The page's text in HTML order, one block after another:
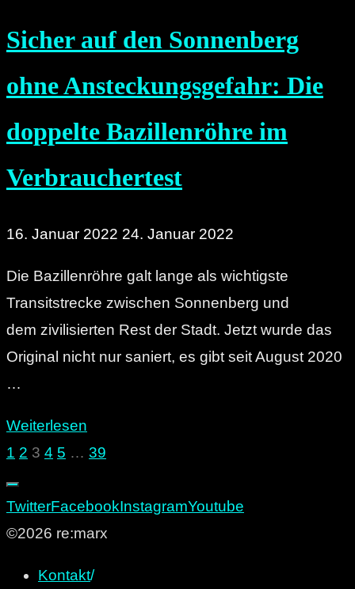
Zeiten"
Sicher auf den Sonnenberg
ohne Ansteckungsgefahr: Die
doppelte Bazillenröhre im
Verbrauchertest
16. Januar 2022 24. Januar 2022
Die Bazillenröhre galt lange als wichtigste
Transitstrecke zwischen Sonnenberg und
dem zivilisierten Rest der Stadt. Jetzt wurde das
Original nicht nur saniert, es gibt seit August 2020
…
Weiterlesen
auf
Sonnenberg
ohne
Seitennummerierung
der
Beiträge
1 2 3 4 5 … 39
TwitterFacebookInstagramYoutube
©2026 re:marx
Kontakt/